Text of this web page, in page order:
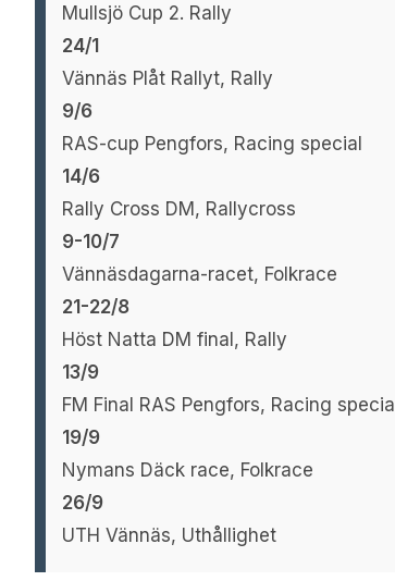
Mullsjö Cup 2. Rally
24/1
Vännäs Plåt Rallyt, Rally
9/6
RAS-cup Pengfors, Racing special
14/6
Rally Cross DM, Rallycross
9-10/7
Vännäsdagarna-racet, Folkrace
21-22/8
Höst Natta DM final, Rally
13/9
FM Final RAS Pengfors, Racing special
19/9
Nymans Däck race, Folkrace
26/9
UTH Vännäs, Uthållighet